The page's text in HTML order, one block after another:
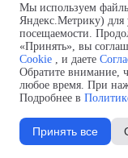
Мы используем
Яндекс.Метрику) для
посещаемости.
«Принять», вы
Cookie , и даете
Обратите внимание,
любое время. При
Подробнее в
Принять все